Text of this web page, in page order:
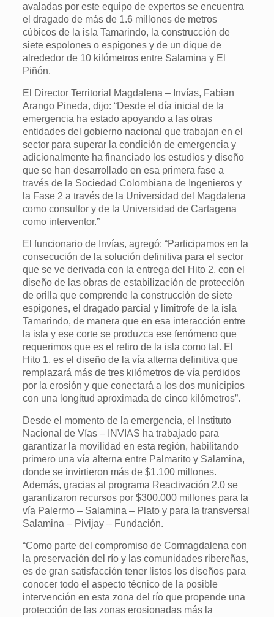
avaladas por este equipo de expertos se encuentra
el dragado de más de 1.6 millones de metros
cúbicos de la isla Tamarindo, la construcción de
siete espolones o espigones y de un dique de
alrededor de 10 kilómetros entre Salamina y El
Piñón.
El Director Territorial Magdalena – Invías, Fabian
Arango Pineda, dijo: “Desde el día inicial de la
emergencia ha estado apoyando a las otras
entidades del gobierno nacional que trabajan en el
sector para superar la condición de emergencia y
adicionalmente ha financiado los estudios y diseño
que se han desarrollado en esa primera fase a
través de la Sociedad Colombiana de Ingenieros y
la Fase 2 a través de la Universidad del Magdalena
como consultor y de la Universidad de Cartagena
como interventor.”
El funcionario de Invías, agregó: “Participamos en la
consecución de la solución definitiva para el sector
que se ve derivada con la entrega del Hito 2, con el
diseño de las obras de estabilización de protección
de orilla que comprende la construcción de siete
espigones, el dragado parcial y limitrofe de la isla
Tamarindo, de manera que en esa interacción entre
la isla y ese corte se produzca ese fenómeno que
requerimos que es el retiro de la isla como tal. El
Hito 1, es el diseño de la vía alterna definitiva que
remplazará más de tres kilómetros de vía perdidos
por la erosión y que conectará a los dos municipios
con una longitud aproximada de cinco kilómetros”.
Desde el momento de la emergencia, el Instituto
Nacional de Vías – INVIAS ha trabajado para
garantizar la movilidad en esta región, habilitando
primero una vía alterna entre Palmarito y Salamina,
donde se invirtieron más de $1.100 millones.
Además, gracias al programa Reactivación 2.0 se
garantizaron recursos por $300.000 millones para la
vía Palermo – Salamina – Plato y para la transversal
Salamina – Pivijay – Fundación.
“Como parte del compromiso de Cormagdalena con
la preservación del río y las comunidades ribereñas,
es de gran satisfacción tener listos los diseños para
conocer todo el aspecto técnico de la posible
intervención en esta zona del río que propende una
protección de las zonas erosionadas más la